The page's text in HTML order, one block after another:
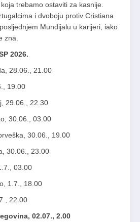
trebamo ostaviti za kasnije.
i dvoboju protiv Cristiana
Mundijalu u karijeri, iako
zna.
2026.
28.06., 21.00
19.00
29.06., 22.30
30.06., 03.00
30.06., 19.00
30.06., 23.00
03.00
1.7., 18.00
22.00
02.07., 2.00